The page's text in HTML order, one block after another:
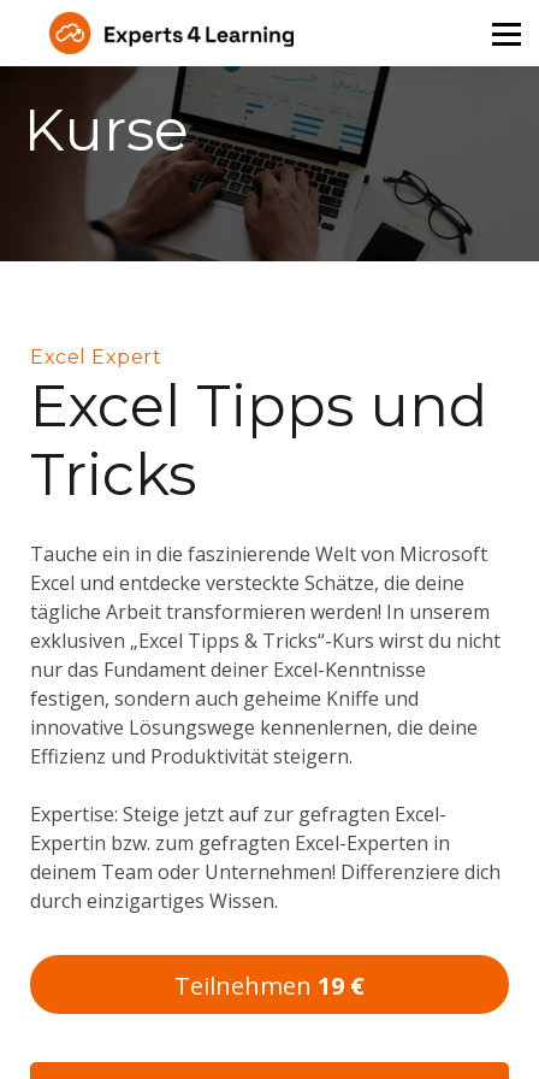
Über Uns
Angebot für Unternehmen
Kontakt
Login
Kurse
Excel Expert
Excel Tipps und
Tricks
Tauche ein in die faszinierende Welt von Microsoft
Excel und entdecke versteckte Schätze, die deine
tägliche Arbeit transformieren werden! In unserem
exklusiven „Excel Tipps & Tricks“-Kurs wirst du nicht
nur das Fundament deiner Excel-Kenntnisse
festigen, sondern auch geheime Kniffe und
innovative Lösungswege kennenlernen, die deine
Effizienz und Produktivität steigern.
Expertise: Steige jetzt auf zur gefragten Excel-
Expertin bzw. zum gefragten Excel-Experten in
deinem Team oder Unternehmen! Differenziere dich
durch einzigartiges Wissen.
Teilnehmen 19 €